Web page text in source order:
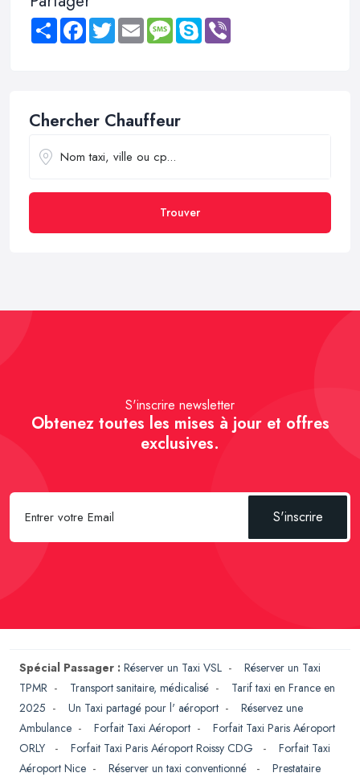
Share FacebookTwitter Email MessageSkype
Chercher Chauffeur
Trouver
S'inscrire newsletter
Obtenez toutes les mises à jour et offres
exclusives.
S'inscrire
Spécial Passager : Réserver un Taxi VSL - Réserver un Taxi
TPMR - Transport sanitaire, médicalisé - Tarif taxi en France en
2025 - Un Taxi partagé pour l' aéroport - Réservez une
Ambulance - Forfait Taxi Aéroport - Forfait Taxi Paris Aéroport
ORLY
- Forfait Taxi Paris Aéroport Roissy CDG - Forfait Taxi
Aéroport Nice - Réserver un taxi conventionné - Prestataire